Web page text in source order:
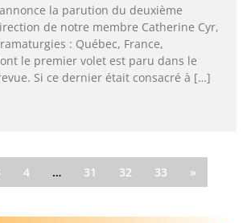
la parution du deuxième
de notre membre Catherine Cyr,
: Québec, France,
le premier volet est paru dans le
Si ce dernier était consacré à […]
4 … 31 32 33 »